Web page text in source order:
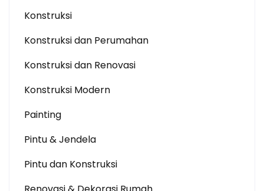
Konstruksi
Konstruksi dan Perumahan
Konstruksi dan Renovasi
Konstruksi Modern
Painting
Pintu & Jendela
Pintu dan Konstruksi